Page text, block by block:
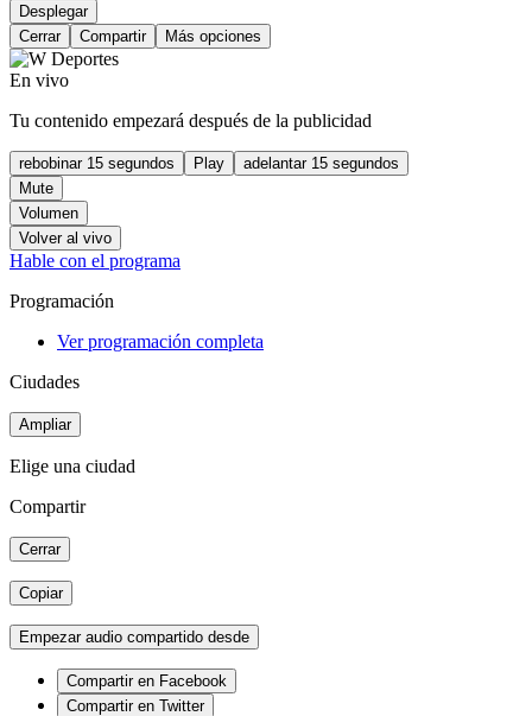
Desplegar
Cerrar
Compartir Más opciones
En vivo
Tu contenido empezará después de la publicidad
rebobinar 15 segundos Play
adelantar 15 segundos
Mute
Volumen
Volver al vivo
Hable con el programa
Programación
Ver programación completa
Ciudades
Ampliar
Elige una ciudad
Compartir
Cerrar
Copiar
Empezar audio compartido desde
Compartir en Facebook
Compartir en Twitter